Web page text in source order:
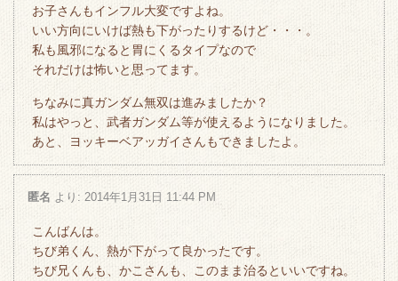
お子さんもインフル大変ですよね。
いい方向にいけば熱も下がったりするけど・・・。
私も風邪になると胃にくるタイプなので
それだけは怖いと思ってます。
ちなみに真ガンダム無双は進みましたか？
私はやっと、武者ガンダム等が使えるようになりました。
あと、ヨッキーベアッガイさんもできましたよ。
匿名 より: 2014年1月31日 11:44 PM
こんばんは。
ちび弟くん、熱が下がって良かったです。
ちび兄くんも、かこさんも、このまま治るといいですね。